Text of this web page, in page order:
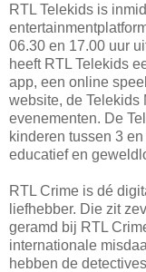
RTL Telekids is
06.30 en 17.00 uur
heeft RTL Telekids
app, een online
website, de Telekids
evenementen. De
kinderen tussen 3
educatief en
RTL Crime is dé
liefhebber. Die zit
geramd bij RTL
internationale
hebben de